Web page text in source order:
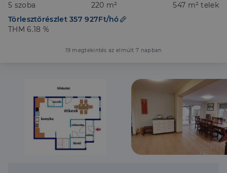
5 szoba
220 m²
547 m² telek
Törlesztőrészlet 357 927Ft/hó
THM 6.18 %
19 megtekintés az elmúlt 7 napban